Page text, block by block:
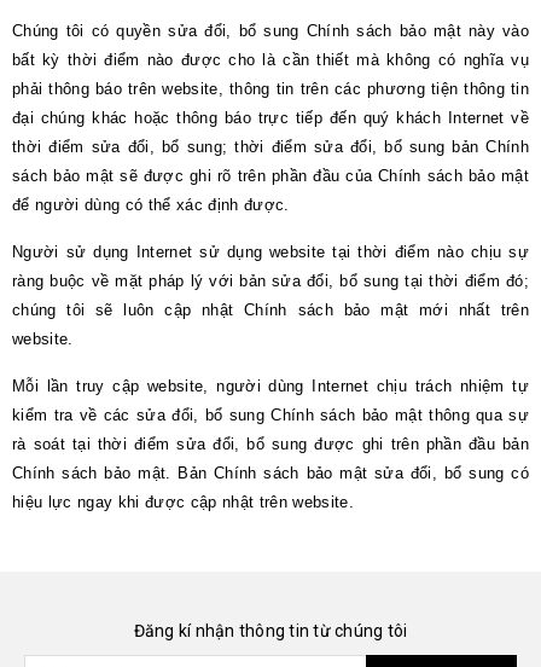
Chúng tôi có quyền sửa đổi, bổ sung Chính sách bảo mật này vào
bất kỳ thời điểm nào được cho là cần thiết mà không có nghĩa vụ
phải thông báo trên website, thông tin trên các phương tiện thông tin
đại chúng khác hoặc thông báo trực tiếp đến quý khách Internet về
thời điểm sửa đổi, bổ sung; thời điểm sửa đổi, bổ sung bản Chính
sách bảo mật sẽ được ghi rõ trên phần đầu của Chính sách bảo mật
để người dùng có thể xác định được.
Người sử dụng Internet sử dụng website tại thời điểm nào chịu sự
ràng buộc về mặt pháp lý với bản sửa đổi, bổ sung tại thời điểm đó;
chúng tôi sẽ luôn cập nhật Chính sách bảo mật mới nhất trên
website.
Mỗi lần truy cập website, người dùng Internet chịu trách nhiệm tự
kiểm tra về các sửa đổi, bổ sung Chính sách bảo mật thông qua sự
rà soát tại thời điểm sửa đổi, bổ sung được ghi trên phần đầu bản
Chính sách bảo mật. Bản Chính sách bảo mật sửa đổi, bổ sung có
hiệu lực ngay khi được cập nhật trên website.
Đăng kí nhận thông tin từ chúng tôi